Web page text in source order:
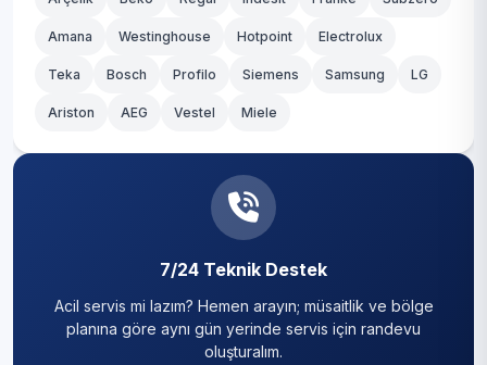
Mamak
Nallıhan
Şereflikoçhisar
Amana Westinghouse Hotpoint Electrolux
Teka Bosch Profilo Siemens Samsung LG
Ariston AEG Vestel Miele
7/24 Teknik Destek
Acil servis mi lazım? Hemen arayın; müsaitlik ve bölge
planına göre aynı gün yerinde servis için randevu
oluşturalım.